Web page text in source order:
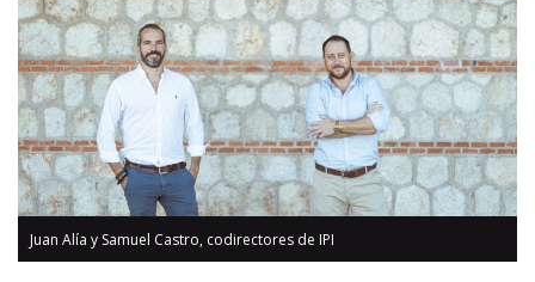
Juan Alía y Samuel Castro, codirectores de IPI